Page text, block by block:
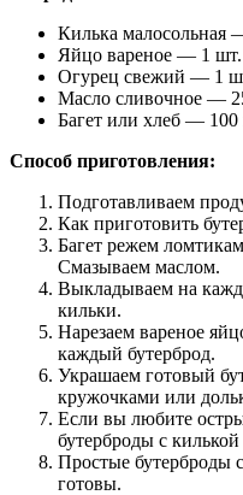
Килька малосольная
Яйцо вареное — 1 шт.
Огурец свежий — 1
Масло сливочное —
Багет или хлеб — 100
Способ приготовления:
Подготавливаем
Как приготовить
Багет режем
Смазываем маслом.
Выкладываем на
кильки.
Нарезаем вареное
каждый бутерброд.
Украшаем готовый
кружочками или
Если вы любите
бутерброды с
Простые бутерброды
готовы.